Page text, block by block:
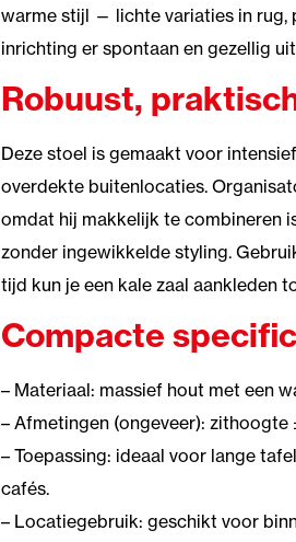
warme stijl — lichte variaties in
inrichting er spontaan en gezellig
Robuust,
Deze stoel is gemaakt voor
overdekte buitenlocaties.
omdat hij makkelijk te combineren
zonder ingewikkelde styling.
tijd kun je een kale zaal aankleden
Compacte
– Materiaal: massief hout met een
– Afmetingen (ongeveer): zithoogte
– Toepassing: ideaal voor lange
cafés.
– Locatiegebruik: geschikt voor